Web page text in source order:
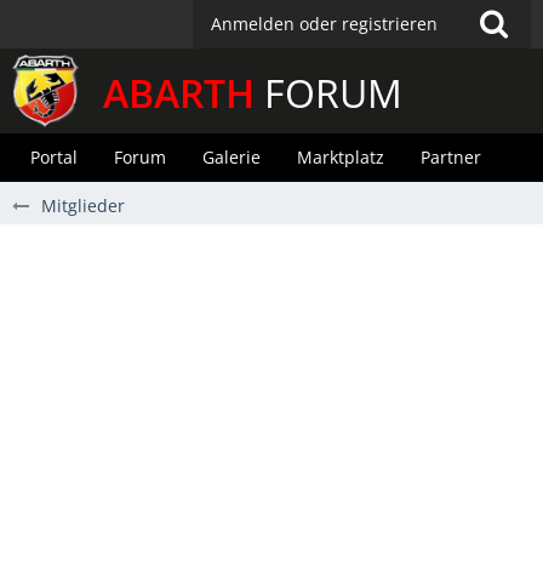
Anmelden oder registrieren
ABARTH FORUM
Portal Forum Galerie Marktplatz Partner
Mitglieder